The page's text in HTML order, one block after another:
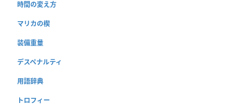
時間の変え方
マリカの楔
装備重量
デスペナルティ
用語辞典
トロフィー